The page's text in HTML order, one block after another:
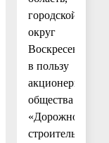
городской
округ
Воскресенск,
в пользу
акционерного
общества
«Дорожно-
строительная